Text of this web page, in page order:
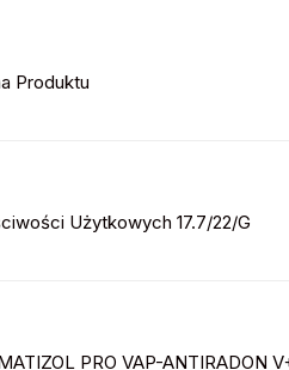
Produktu
Użytkowych 17.7/22/G
PRO VAP-ANTIRADON